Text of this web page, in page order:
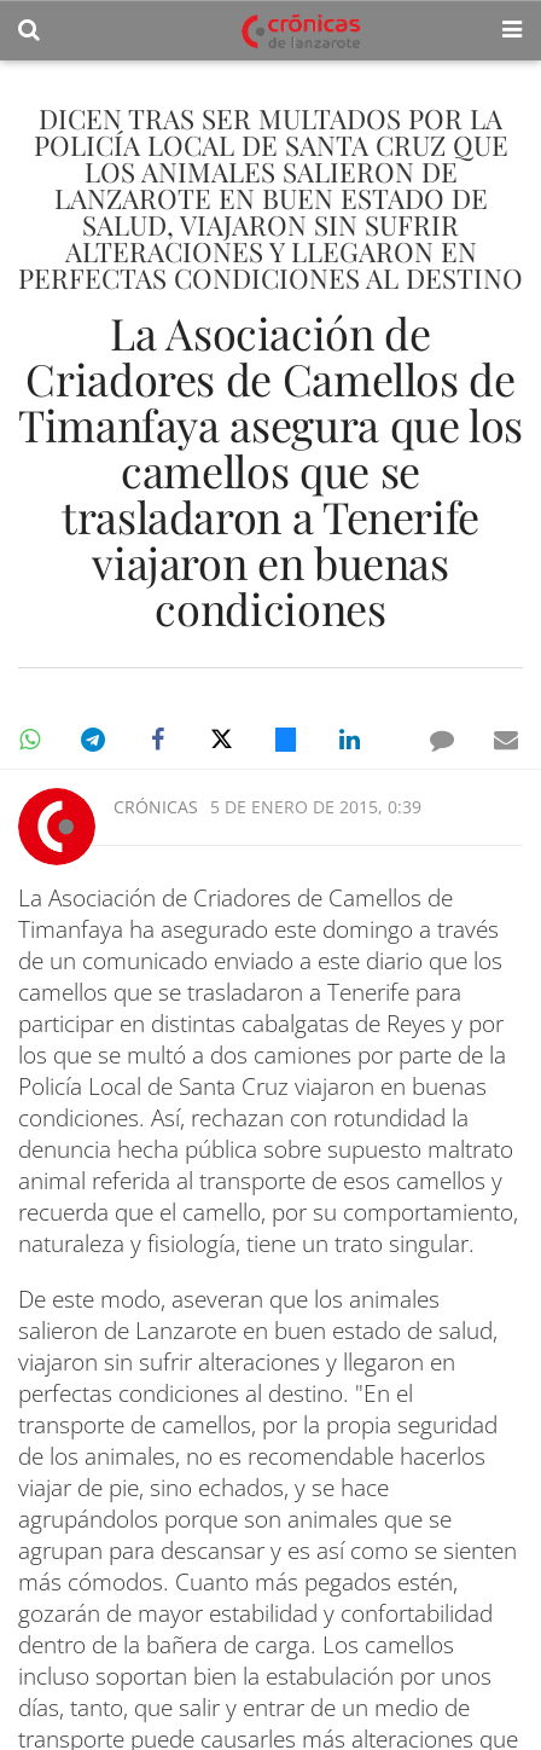
DICEN TRAS SER MULTADOS POR LA
POLICÍA LOCAL DE SANTA CRUZ QUE
LOS ANIMALES SALIERON DE
LANZAROTE EN BUEN ESTADO DE
SALUD, VIAJARON SIN SUFRIR
ALTERACIONES Y LLEGARON EN
PERFECTAS CONDICIONES AL DESTINO
La Asociación de
Criadores de Camellos de
Timanfaya asegura que los
camellos que se
trasladaron a Tenerife
viajaron en buenas
condiciones
CRÓNICAS 5 DE ENERO DE 2015, 0:39
La Asociación de Criadores de Camellos de
Timanfaya ha asegurado este domingo a través
de un comunicado enviado a este diario que los
camellos que se trasladaron a Tenerife para
participar en distintas cabalgatas de Reyes y por
los que se multó a dos camiones por parte de la
Policía Local de Santa Cruz viajaron en buenas
condiciones. Así, rechazan con rotundidad la
denuncia hecha pública sobre supuesto maltrato
animal referida al transporte de esos camellos y
recuerda que el camello, por su comportamiento,
naturaleza y fisiología, tiene un trato singular.
De este modo, aseveran que los animales
salieron de Lanzarote en buen estado de salud,
viajaron sin sufrir alteraciones y llegaron en
perfectas condiciones al destino. "En el
transporte de camellos, por la propia seguridad
de los animales, no es recomendable hacerlos
viajar de pie, sino echados, y se hace
agrupándolos porque son animales que se
agrupan para descansar y es así como se sienten
más cómodos. Cuanto más pegados estén,
gozarán de mayor estabilidad y confortabilidad
dentro de la bañera de carga. Los camellos
incluso soportan bien la estabulación por unos
días, tanto, que salir y entrar de un medio de
transporte puede causarles más alteraciones que